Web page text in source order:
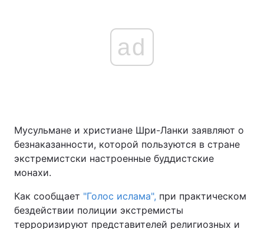
Головна
Україна
ad
Мусульмане и христиане Шри-Ланки заявляют о
безнаказанности, которой пользуются в стране
экстремистски настроенные буддистские
монахи.
Как сообщает "Голос ислама", при практическом
бездействии полиции экстремисты
терроризируют представителей религиозных и